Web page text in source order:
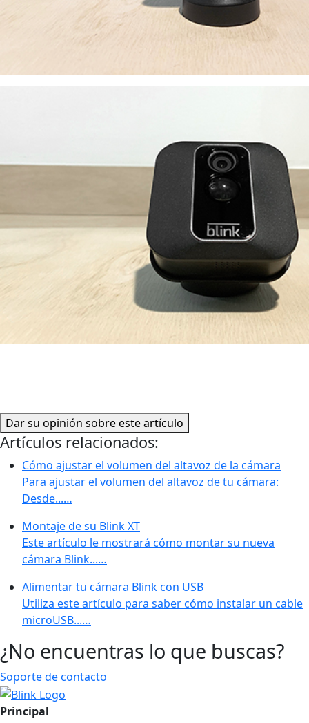
Dar su opinión sobre este artículo
Artículos relacionados:
Cómo ajustar el volumen del altavoz de la cámara
Para ajustar el volumen del altavoz de tu cámara:
Desde...…
Montaje de su Blink XT
Este artículo le mostrará cómo montar su nueva
cámara Blink...…
Alimentar tu cámara Blink con USB
Utiliza este artículo para saber cómo instalar un cable
microUSB...…
¿No encuentras lo que buscas?
Soporte de contacto
Principal